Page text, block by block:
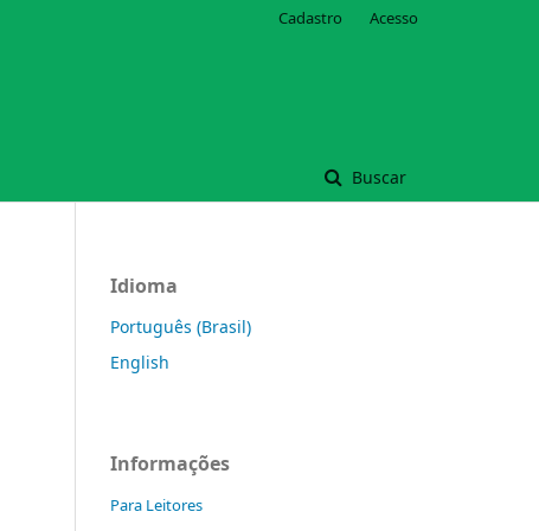
Buscar
Cadastro Acesso
Idioma
Português (Brasil)
English
Informações
Para Leitores